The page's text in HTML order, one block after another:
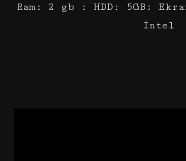
Ram: 2 gb : HDD: 5GB:
intel